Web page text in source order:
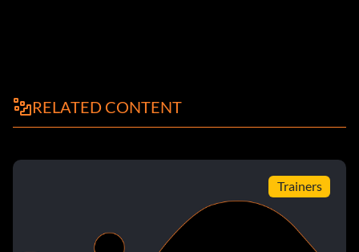
RELATED CONTENT
Trainers